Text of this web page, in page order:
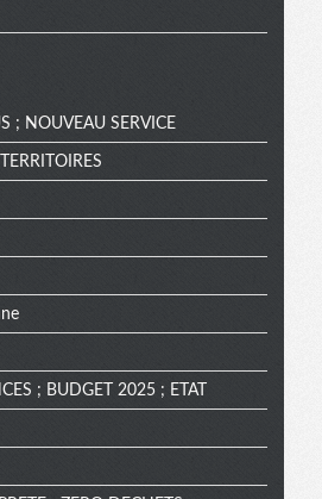
; NOUVEAU SERVICE
; BUDGET 2025 ; ETAT